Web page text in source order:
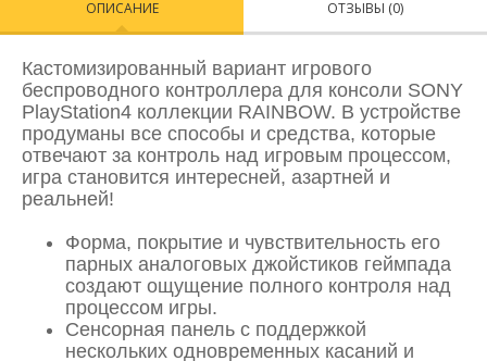
ОПИСАНИЕ ОТЗЫВЫ (0)
Кастомизированный вариант игрового
беспроводного контроллера для консоли SONY
PlayStation4 коллекции RAINBOW. В устройстве
продуманы все способы и средства, которые
отвечают за контроль над игровым процессом,
игра становится интересней, азартней и
реальней!
Форма, покрытие и чувствительность его
парных аналоговых джойстиков геймпада
создают ощущение полного контроля над
процессом игры.
Сенсорная панель с поддержкой
нескольких одновременных касаний и